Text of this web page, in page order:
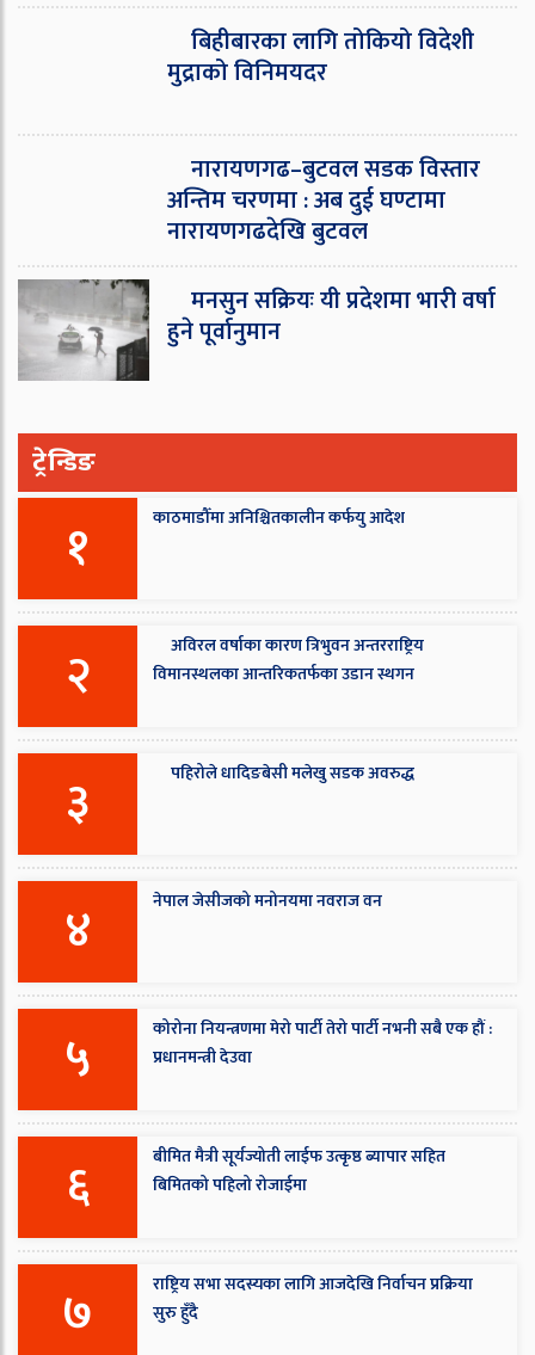
बिहीबारका लागि तोकियो विदेशी
मुद्राको विनिमयदर
नारायणगढ–बुटवल सडक विस्तार
अन्तिम चरणमा : अब दुई घण्टामा
नारायणगढदेखि बुटवल
मनसुन सक्रियः यी प्रदेशमा भारी वर्षा
हुने पूर्वानुमान
ट्रेन्डिङ
१ काठमाडौँमा अनिश्चितकालीन कर्फयु आदेश
२
अविरल वर्षाका कारण त्रिभुवन अन्तरराष्ट्रिय
विमानस्थलका आन्तरिकतर्फका उडान स्थगन
३ पहिरोले धादिङबेसी मलेखु सडक अवरुद्ध
४ नेपाल जेसीजको मनोनयमा नवराज वन
५
कोरोना नियन्त्रणमा मेरो पार्टी तेरो पार्टी नभनी सबै एक हौं :
प्रधानमन्त्री देउवा
६
बीमित मैत्री सूर्यज्योती लाईफ उत्कृष्ठ ब्यापार सहित
बिमितको पहिलो रोजाईमा
७
राष्ट्रिय सभा सदस्यका लागि आजदेखि निर्वाचन प्रक्रिया
सुरु हुँदै